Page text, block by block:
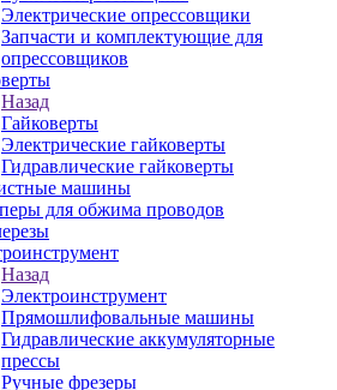
Электрические опрессовщики
Запчасти и комплектующие для
опрессовщиков
Назад
Гайковерты
Электрические гайковерты
Гидравлические гайковерты
машины
для обжима проводов
Назад
Электроинструмент
Прямошлифовальные машины
Гидравлические аккумуляторные
прессы
Ручные фрезеры